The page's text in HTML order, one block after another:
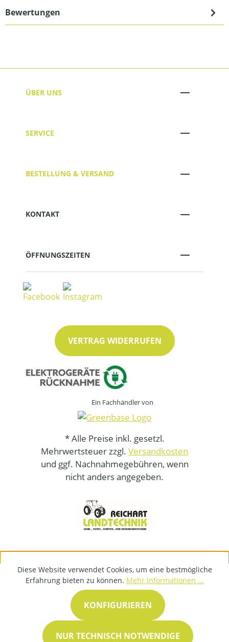
Bewertungen
ÜBER UNS
SERVICE
BESTELLUNG & VERSAND
KONTAKT
ÖFFNUNGSZEITEN
VERTRAG WIDERRUFEN
Ein Fachhändler von
* Alle Preise inkl. gesetzl.
Mehrwertsteuer zzgl. Versandkosten
und ggf. Nachnahmegebühren, wenn
nicht anders angegeben.
Diese Website verwendet Cookies, um eine bestmögliche
Erfahrung bieten zu können. Mehr Informationen ...
NUR TECHNISCH NOTWENDIGE
KONFIGURIEREN